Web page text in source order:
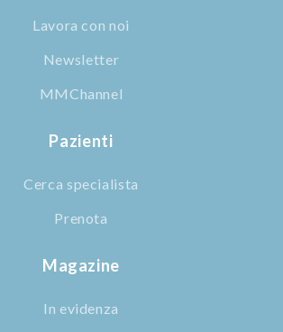
Lavora con noi
Newsletter
MMChannel
Pazienti
Cerca specialista
Prenota
Magazine
In evidenza